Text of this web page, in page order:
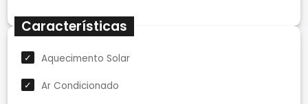
Características
Aquecimento Solar
Ar Condicionado